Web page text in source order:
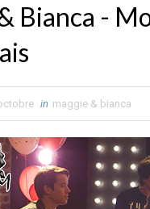
Bianca -
in maggie & bianca